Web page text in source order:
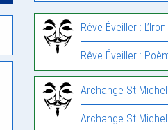
Rêve Éveiller :
Rêve Éveiller :
Archange St
Archange St Michel